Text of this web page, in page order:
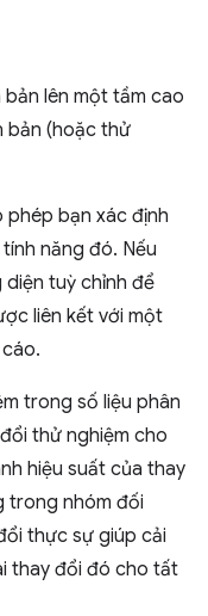
lên một tầm cao
bản (hoặc thử
phép bạn xác định
năng đó. Nếu
tuỳ chỉnh để
liên kết với một
trong số liệu phân
thử nghiệm cho
hiệu suất của thay
trong nhóm đối
thực sự giúp cải
thay đổi đó cho tất